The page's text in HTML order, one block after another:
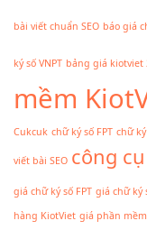
bài viết chuẩn SEO báo giá
ký số VNPT bảng giá kiotviet
mềm
Cukcuk chữ ký số FPT chữ
viết bài SEO công
giá chữ ký số FPT giá chữ ký
hàng KiotViet giá phần